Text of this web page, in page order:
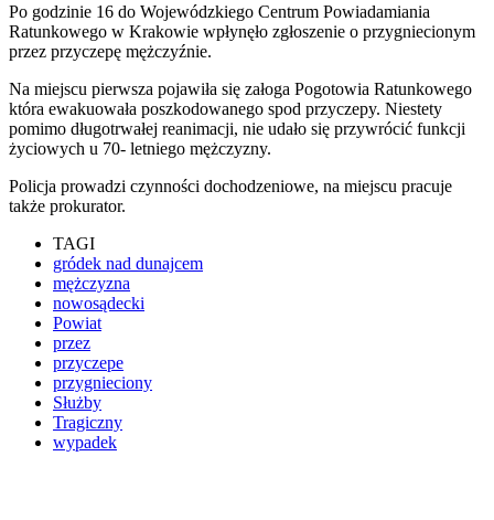
Po godzinie 16 do Wojewódzkiego Centrum Powiadamiania
Ratunkowego w Krakowie wpłynęło zgłoszenie o przygniecionym
przez przyczepę mężczyźnie.
Na miejscu pierwsza pojawiła się załoga Pogotowia Ratunkowego
która ewakuowała poszkodowanego spod przyczepy. Niestety
pomimo długotrwałej reanimacji, nie udało się przywrócić funkcji
życiowych u 70- letniego mężczyzny.
Policja prowadzi czynności dochodzeniowe, na miejscu pracuje
także prokurator.
TAGI
gródek nad dunajcem
mężczyzna
nowosądecki
Powiat
przez
przyczepe
przygnieciony
Służby
Tragiczny
wypadek